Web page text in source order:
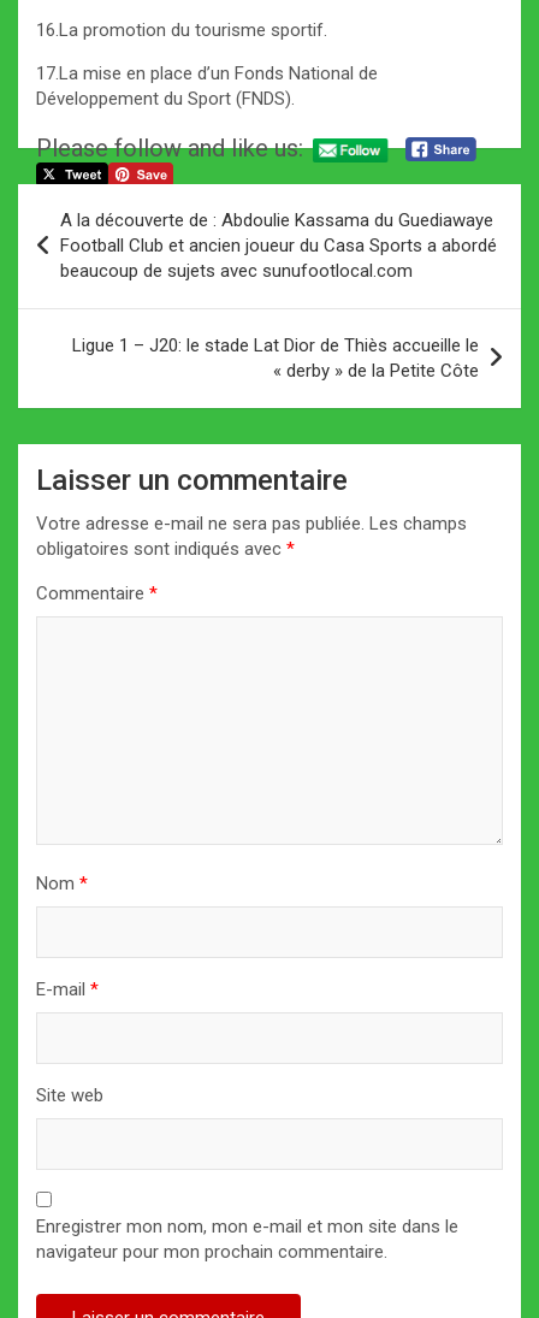
16.La promotion du tourisme sportif.
17.La mise en place d’un Fonds National de
Développement du Sport (FNDS).
Please follow and like us:
de
l’article
A la découverte de : Abdoulie Kassama du Guediawaye
Football Club et ancien joueur du Casa Sports a abordé
beaucoup de sujets avec sunufootlocal.com
Ligue 1 – J20: le stade Lat Dior de Thiès accueille le
« derby » de la Petite Côte
Laisser un commentaire
Votre adresse e-mail ne sera pas publiée. Les champs
obligatoires sont indiqués avec *
Commentaire *
Nom *
E-mail *
Site web
Enregistrer mon nom, mon e-mail et mon site dans le
navigateur pour mon prochain commentaire.